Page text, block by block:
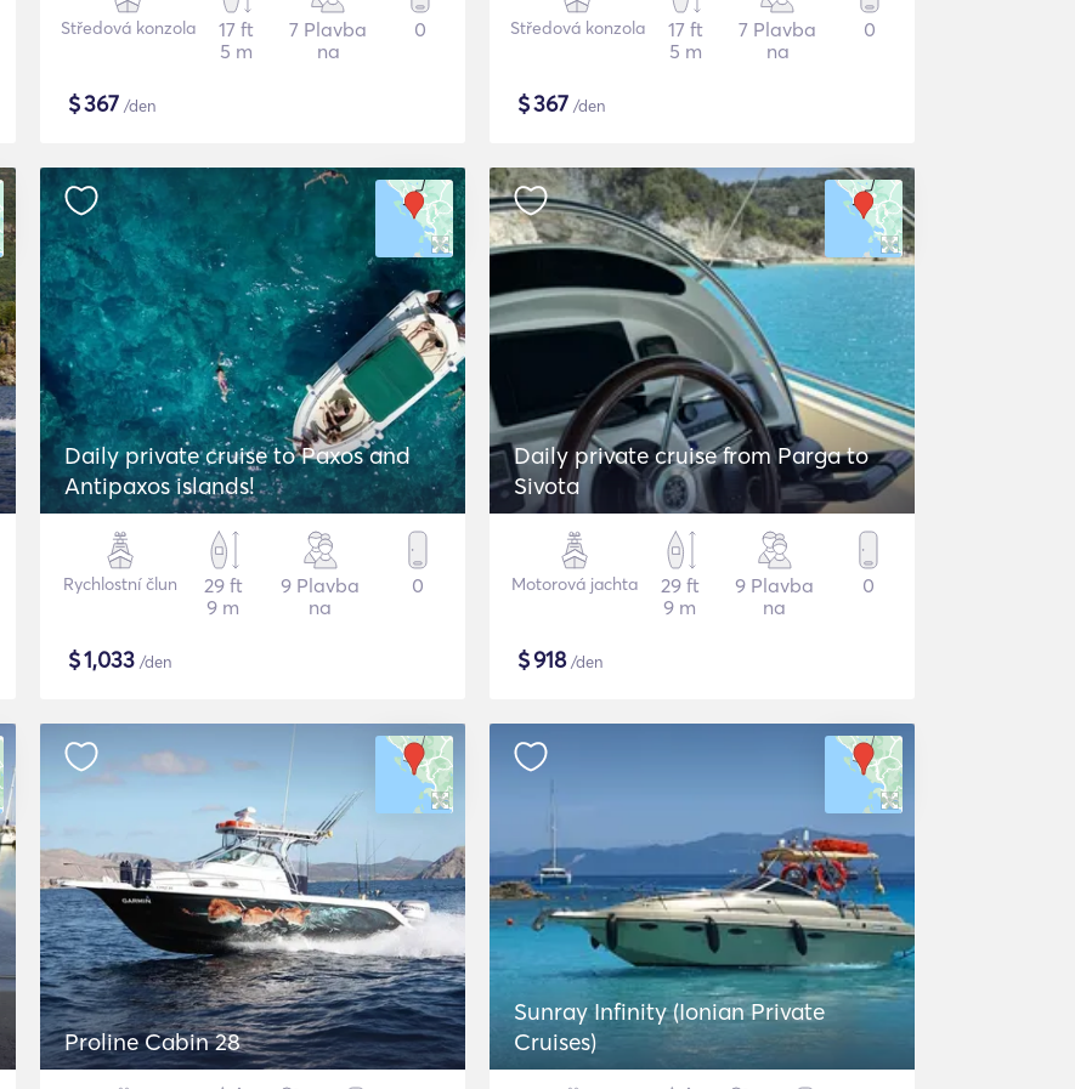
Středová konzola
17 ft
5 m
7 Plavba
na
0
$367 /den
Středová konzola
17 ft
5 m
7 Plavba
na
0
$367 /den
Daily private cruise to Paxos and
Antipaxos islands!
Rychlostní člun
29 ft
9 m
9 Plavba
na
0
$1,033 /den
Daily private cruise from Parga to
Sivota
Motorová jachta
29 ft
9 m
9 Plavba
na
0
$918/den
Proline Cabin 28
Sunray Infinity (Ionian Private
Cruises)